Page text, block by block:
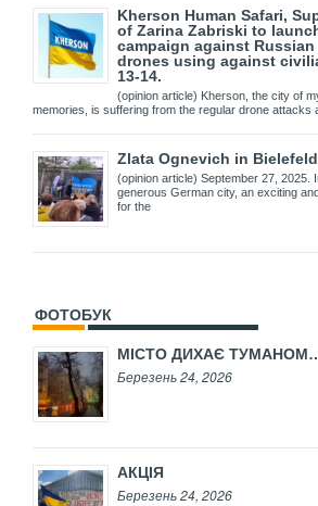
Kherson Human Safari,
of Zarina Zabriski to
campaign against
drones using against
13-14.
(opinion article) Kherson, the city of
memories, is suffering from the regular drone attacks
Zlata Ognevich in Bielefeld
(opinion article) September 27, 2025.
generous German city, an exciting
for the
ФОТОБУК
МІСТО ДИХАЄ
Березень 24, 2026
АКЦІЯ
Березень 24, 2026